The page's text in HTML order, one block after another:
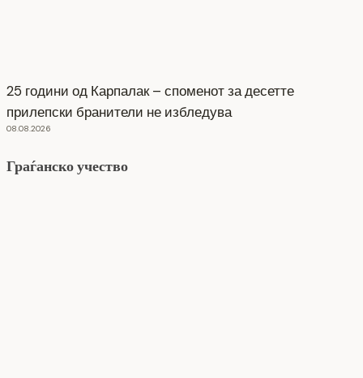
25 години од Карпалак – споменот за десетте
прилепски бранители не избледува
08.08.2026
Граѓанско учество